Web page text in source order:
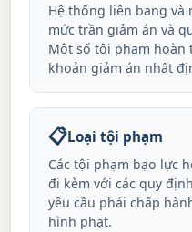
Hệ thống liên bang và
mức trần giảm án và
Một số tội phạm
khoản giảm án nhất
📋Loại tội phạm
Các tội phạm bạo lực
đi kèm với các quy
yêu cầu phải chấp
hình phạt.